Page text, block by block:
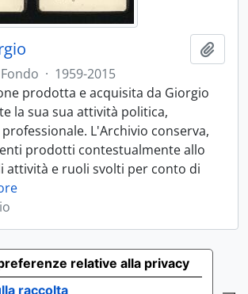
Fondo · 1959-2015
prodotta e acquisita da Giorgio
la sua sua attività politica,
L'Archivio conserva,
prodotti contestualmente allo
attività e ruoli svolti per conto di
raccolta
relative alla privacy